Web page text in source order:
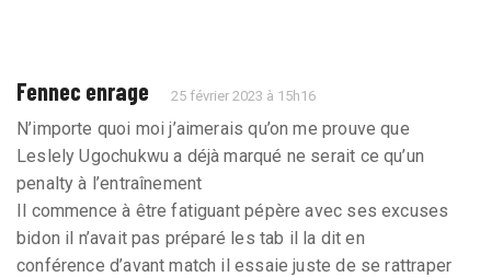
Fennec enrage 25 février 2023 à 15h16
N’importe quoi moi j’aimerais qu’on me prouve que
Leslely Ugochukwu a déjà marqué ne serait ce qu’un
penalty à l’entraînement
Il commence à être fatiguant pépère avec ses excuses
bidon il n’avait pas préparé les tab il la dit en
conférence d’avant match il essaie juste de se rattraper